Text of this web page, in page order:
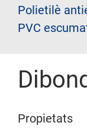
Polietilè
PVC
Propietats